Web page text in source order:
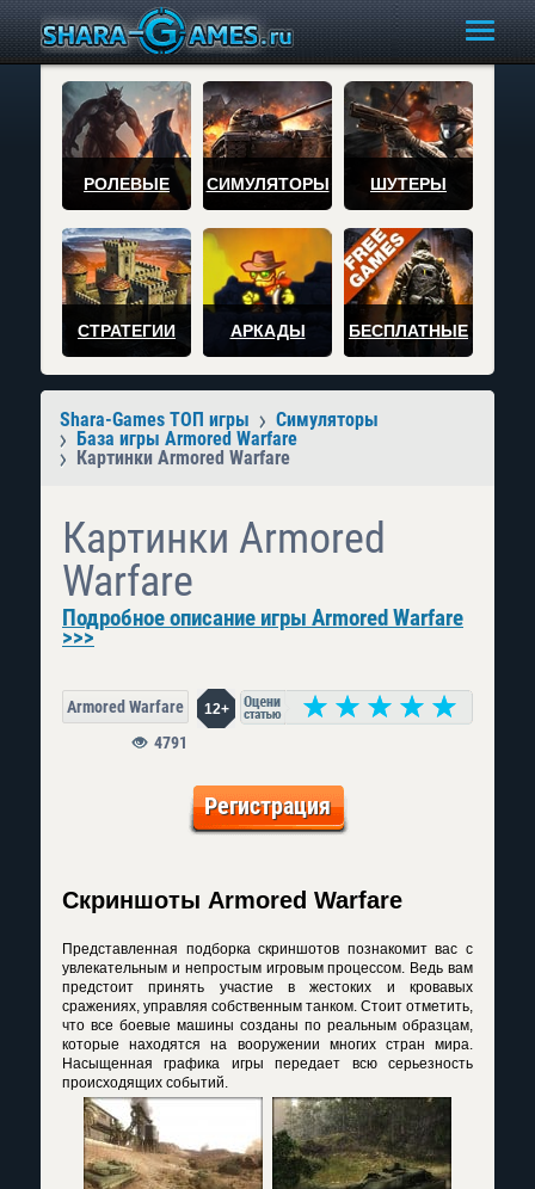
РОЛЕВЫЕ СИМУЛЯТОРЫ ШУТЕРЫ
СТРАТЕГИИ АРКАДЫ БЕСПЛАТНЫЕ
Shara-Games ТОП игры
Симуляторы
База игры Armored Warfare
Картинки Armored Warfare
Картинки Armored
Warfare
Подробное описание игры Armored Warfare
>>>
Armored Warfare 12+
4791
Регистрация
Скриншоты Armored Warfare
Представленная подборка скриншотов познакомит вас с
увлекательным и непростым игровым процессом. Ведь вам
предстоит принять участие в жестоких и кровавых
сражениях, управляя собственным танком. Стоит отметить,
что все боевые машины созданы по реальным образцам,
которые находятся на вооружении многих стран мира.
Насыщенная графика игры передает всю серьезность
происходящих событий.